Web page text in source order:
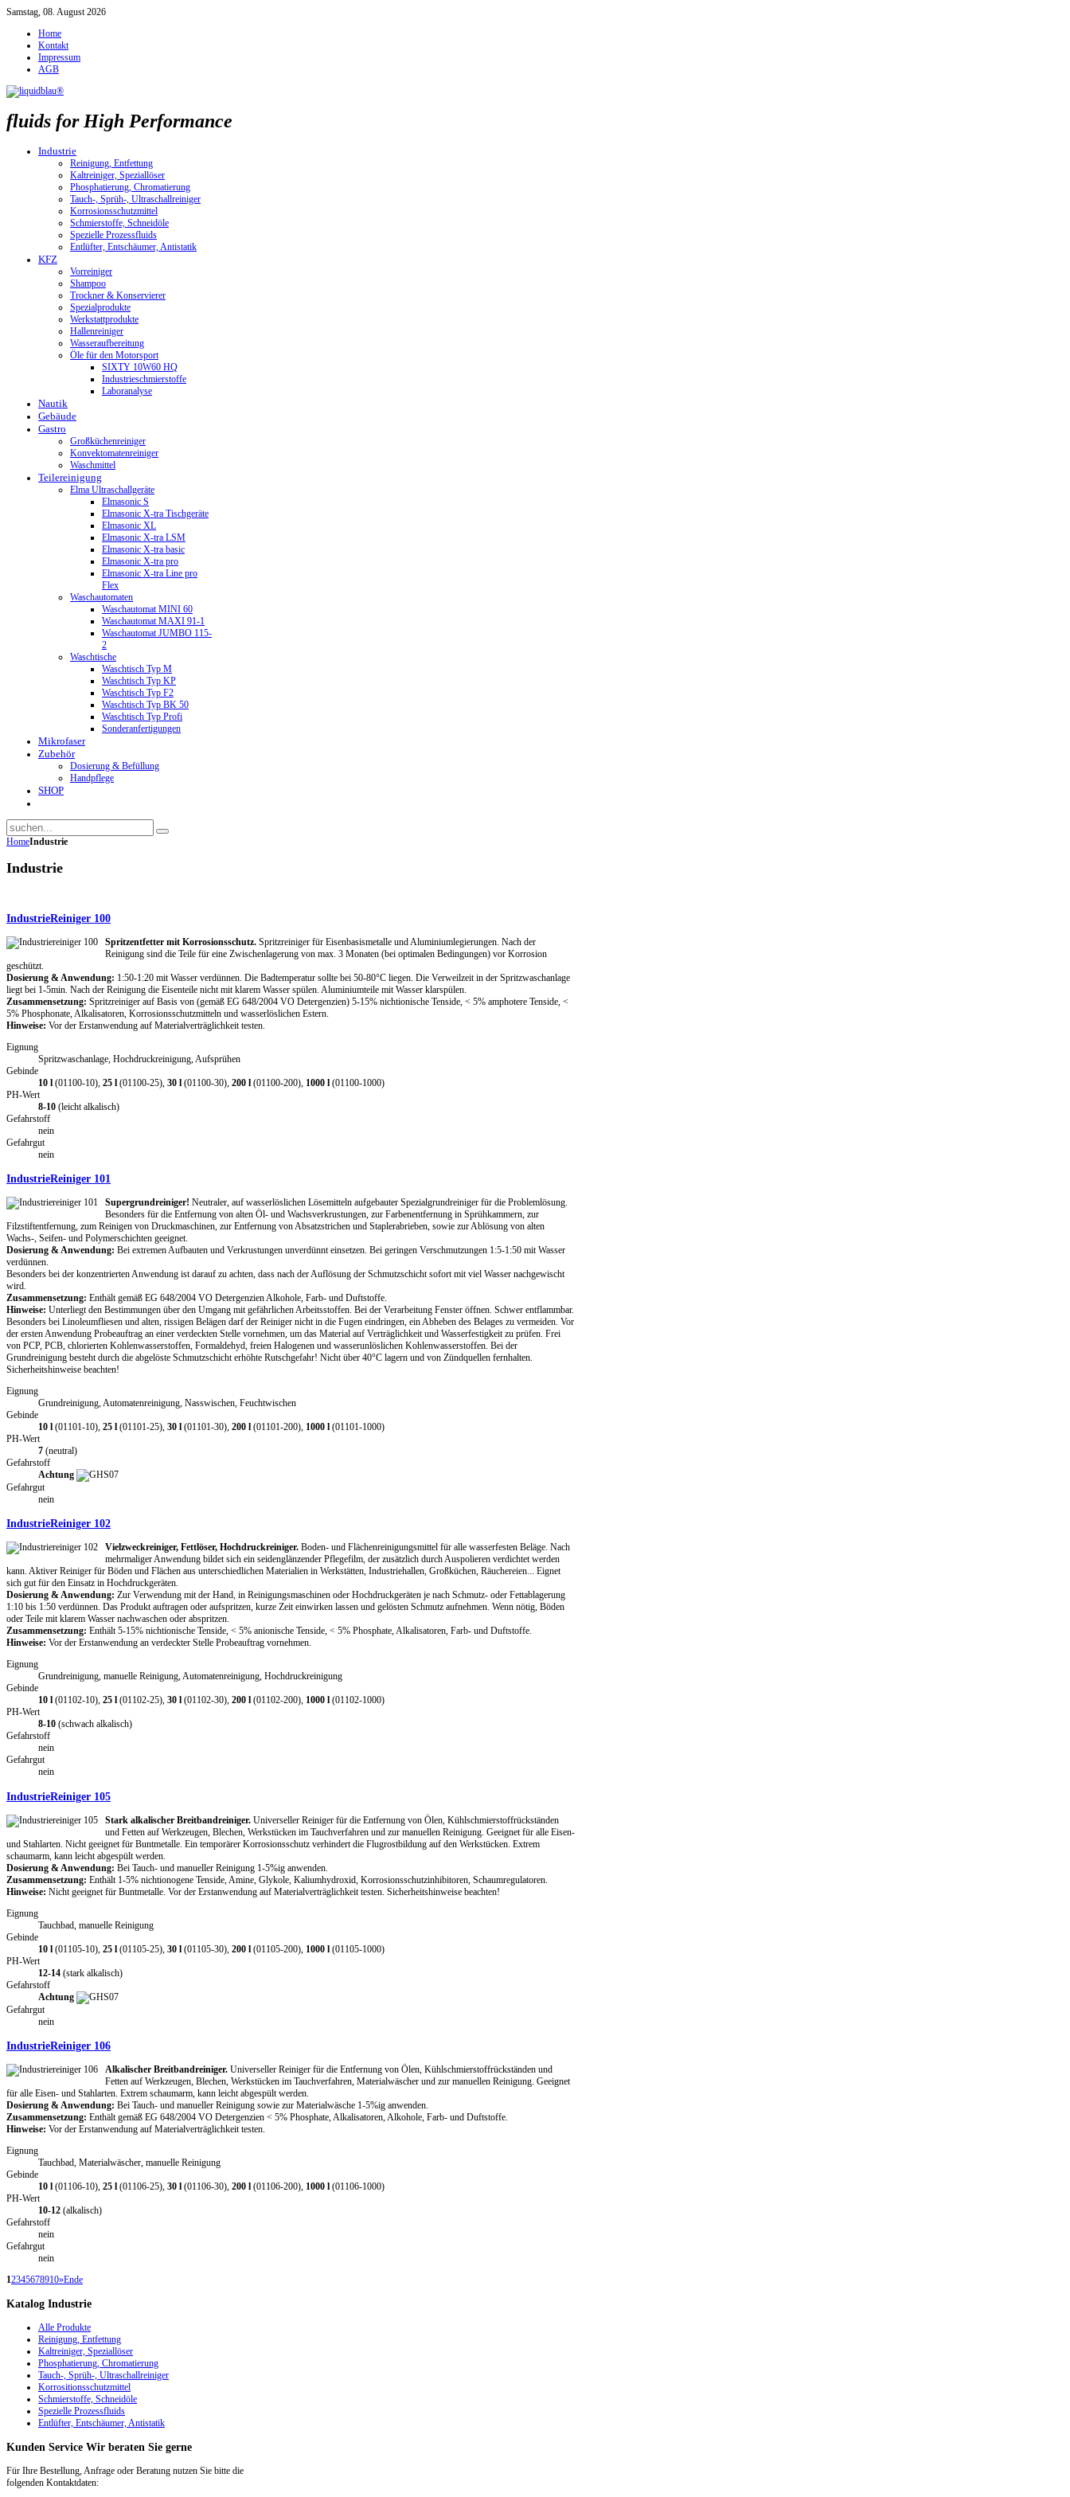
Samstag, 08. August 2026
Home
Kontakt
Impressum
AGB
fluids for High Performance
Industrie
Reinigung, Entfettung
Kaltreiniger, Speziallöser
Phosphatierung, Chromatierung
Tauch-, Sprüh-, Ultraschallreiniger
Korrosionsschutzmittel
Schmierstoffe, Schneidöle
Spezielle Prozessfluids
Entlüfter, Entschäumer, Antistatik
KFZ
Vorreiniger
Shampoo
Trockner & Konservierer
Spezialprodukte
Werkstattprodukte
Hallenreiniger
Wasseraufbereitung
Öle für den Motorsport
SIXTY 10W60 HQ
Industrieschmierstoffe
Laboranalyse
Nautik
Gebäude
Gastro
Großküchenreiniger
Konvektomatenreiniger
Waschmittel
Teilereinigung
Elma Ultraschallgeräte
Elmasonic S
Elmasonic X-tra Tischgeräte
Elmasonic XL
Elmasonic X-tra LSM
Elmasonic X-tra basic
Elmasonic X-tra pro
Elmasonic X-tra Line pro
Flex
Waschautomaten
Waschautomat MINI 60
Waschautomat MAXI 91-1
Waschautomat JUMBO 115-
2
Waschtische
Waschtisch Typ M
Waschtisch Typ KP
Waschtisch Typ F2
Waschtisch Typ BK 50
Waschtisch Typ Profi
Sonderanfertigungen
Mikrofaser
Zubehör
Dosierung & Befüllung
Handpflege
SHOP
HomeIndustrie
Industrie
IndustrieReiniger 100
Spritzentfetter mit Korrosionsschutz. Spritzreiniger für Eisenbasismetalle und Aluminiumlegierungen. Nach der
Reinigung sind die Teile für eine Zwischenlagerung von max. 3 Monaten (bei optimalen Bedingungen) vor Korrosion
geschützt.
Dosierung & Anwendung: 1:50-1:20 mit Wasser verdünnen. Die Badtemperatur sollte bei 50-80°C liegen. Die Verweilzeit in der Spritzwaschanlage
liegt bei 1-5min. Nach der Reinigung die Eisenteile nicht mit klarem Wasser spülen. Aluminiumteile mit Wasser klarspülen.
Zusammensetzung: Spritzreiniger auf Basis von (gemäß EG 648/2004 VO Detergenzien) 5-15% nichtionische Tenside, < 5% amphotere Tenside, <
5% Phosphonate, Alkalisatoren, Korrosionsschutzmitteln und wasserlöslichen Estern.
Hinweise: Vor der Erstanwendung auf Materialverträglichkeit testen.
Eignung
Spritzwaschanlage, Hochdruckreinigung, Aufsprühen
Gebinde
10 l (01100-10), 25 l (01100-25), 30 l (01100-30), 200 l (01100-200), 1000 l (01100-1000)
PH-Wert
8-10 (leicht alkalisch)
Gefahrstoff
nein
Gefahrgut
nein
IndustrieReiniger 101
Supergrundreiniger! Neutraler, auf wasserlöslichen Lösemitteln aufgebauter Spezialgrundreiniger für die Problemlösung.
Besonders für die Entfernung von alten Öl- und Wachsverkrustungen, zur Farbenentfernung in Sprühkammern, zur
Filzstiftentfernung, zum Reinigen von Druckmaschinen, zur Entfernung von Absatzstrichen und Staplerabrieben, sowie zur Ablösung von alten
Wachs-, Seifen- und Polymerschichten geeignet.
Dosierung & Anwendung: Bei extremen Aufbauten und Verkrustungen unverdünnt einsetzen. Bei geringen Verschmutzungen 1:5-1:50 mit Wasser
verdünnen.
Besonders bei der konzentrierten Anwendung ist darauf zu achten, dass nach der Auflösung der Schmutzschicht sofort mit viel Wasser nachgewischt
wird.
Zusammensetzung: Enthält gemäß EG 648/2004 VO Detergenzien Alkohole, Farb- und Duftstoffe.
Hinweise: Unterliegt den Bestimmungen über den Umgang mit gefährlichen Arbeitsstoffen. Bei der Verarbeitung Fenster öffnen. Schwer entflammbar.
Besonders bei Linoleumfliesen und alten, rissigen Belägen darf der Reiniger nicht in die Fugen eindringen, ein Abheben des Belages zu vermeiden. Vor
der ersten Anwendung Probeauftrag an einer verdeckten Stelle vornehmen, um das Material auf Verträglichkeit und Wasserfestigkeit zu prüfen. Frei
von PCP, PCB, chlorierten Kohlenwasserstoffen, Formaldehyd, freien Halogenen und wasserunlöslichen Kohlenwasserstoffen. Bei der
Grundreinigung besteht durch die abgelöste Schmutzschicht erhöhte Rutschgefahr! Nicht über 40°C lagern und von Zündquellen fernhalten.
Sicherheitshinweise beachten!
Eignung
Grundreinigung, Automatenreinigung, Nasswischen, Feuchtwischen
Gebinde
10 l (01101-10), 25 l (01101-25), 30 l (01101-30), 200 l (01101-200), 1000 l (01101-1000)
PH-Wert
7 (neutral)
Gefahrstoff
Achtung
Gefahrgut
nein
IndustrieReiniger 102
Vielzweckreiniger, Fettlöser, Hochdruckreiniger. Boden- und Flächenreinigungsmittel für alle wasserfesten Beläge. Nach
mehrmaliger Anwendung bildet sich ein seidenglänzender Pflegefilm, der zusätzlich durch Auspolieren verdichtet werden
kann. Aktiver Reiniger für Böden und Flächen aus unterschiedlichen Materialien in Werkstätten, Industriehallen, Großküchen, Räuchereien... Eignet
sich gut für den Einsatz in Hochdruckgeräten.
Dosierung & Anwendung: Zur Verwendung mit der Hand, in Reinigungsmaschinen oder Hochdruckgeräten je nach Schmutz- oder Fettablagerung
1:10 bis 1:50 verdünnen. Das Produkt auftragen oder aufspritzen, kurze Zeit einwirken lassen und gelösten Schmutz aufnehmen. Wenn nötig, Böden
oder Teile mit klarem Wasser nachwaschen oder abspritzen.
Zusammensetzung: Enthält 5-15% nichtionische Tenside, < 5% anionische Tenside, < 5% Phosphate, Alkalisatoren, Farb- und Duftstoffe.
Hinweise: Vor der Erstanwendung an verdeckter Stelle Probeauftrag vornehmen.
Eignung
Grundreinigung, manuelle Reinigung, Automatenreinigung, Hochdruckreinigung
Gebinde
10 l (01102-10), 25 l (01102-25), 30 l (01102-30), 200 l (01102-200), 1000 l (01102-1000)
PH-Wert
8-10 (schwach alkalisch)
Gefahrstoff
nein
Gefahrgut
nein
IndustrieReiniger 105
Stark alkalischer Breitbandreiniger. Universeller Reiniger für die Entfernung von Ölen, Kühlschmierstoffrückständen
und Fetten auf Werkzeugen, Blechen, Werkstücken im Tauchverfahren und zur manuellen Reinigung. Geeignet für alle Eisen-
und Stahlarten. Nicht geeignet für Buntmetalle. Ein temporärer Korrosionsschutz verhindert die Flugrostbildung auf den Werkstücken. Extrem
schaumarm, kann leicht abgespült werden.
Dosierung & Anwendung: Bei Tauch- und manueller Reinigung 1-5%ig anwenden.
Zusammensetzung: Enthält 1-5% nichtionogene Tenside, Amine, Glykole, Kaliumhydroxid, Korrosionsschutzinhibitoren, Schaumregulatoren.
Hinweise: Nicht geeignet für Buntmetalle. Vor der Erstanwendung auf Materialverträglichkeit testen. Sicherheitshinweise beachten!
Eignung
Tauchbad, manuelle Reinigung
Gebinde
10 l (01105-10), 25 l (01105-25), 30 l (01105-30), 200 l (01105-200), 1000 l (01105-1000)
PH-Wert
12-14 (stark alkalisch)
Gefahrstoff
Achtung
Gefahrgut
nein
IndustrieReiniger 106
Alkalischer Breitbandreiniger. Universeller Reiniger für die Entfernung von Ölen, Kühlschmierstoffrückständen und
Fetten auf Werkzeugen, Blechen, Werkstücken im Tauchverfahren, Materialwäscher und zur manuellen Reinigung. Geeignet
für alle Eisen- und Stahlarten. Extrem schaumarm, kann leicht abgespült werden.
Dosierung & Anwendung: Bei Tauch- und manueller Reinigung sowie zur Materialwäsche 1-5%ig anwenden.
Zusammensetzung: Enthält gemäß EG 648/2004 VO Detergenzien < 5% Phosphate, Alkalisatoren, Alkohole, Farb- und Duftstoffe.
Hinweise: Vor der Erstanwendung auf Materialverträglichkeit testen.
Eignung
Tauchbad, Materialwäscher, manuelle Reinigung
Gebinde
10 l (01106-10), 25 l (01106-25), 30 l (01106-30), 200 l (01106-200), 1000 l (01106-1000)
PH-Wert
10-12 (alkalisch)
Gefahrstoff
nein
Gefahrgut
nein
12345678910»Ende
Katalog Industrie
Alle Produkte
Reinigung, Entfettung
Kaltreiniger, Speziallöser
Phosphatierung, Chromatierung
Tauch-, Sprüh-, Ultraschallreiniger
Korrositionsschutzmittel
Schmierstoffe, Schneidöle
Spezielle Prozessfluids
Entlüfter, Entschäumer, Antistatik
Kunden Service Wir beraten Sie gerne
Für Ihre Bestellung, Anfrage oder Beratung nutzen Sie bitte die
folgenden Kontaktdaten: